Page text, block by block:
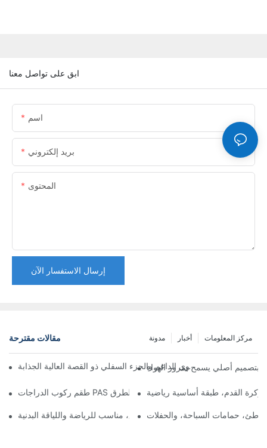
ابق على تواصل معنا
اسم
بريد إلكتروني
المحتوى
إرسال الاستفسار الآن
مقالات مقترحة مركز المعلومات أخبار مدونة
الجديد - الجزء العلوي الداعم والجزء السفلي ذو القصة العالية الجذابة
القدم، طبقة أساسية رياضية